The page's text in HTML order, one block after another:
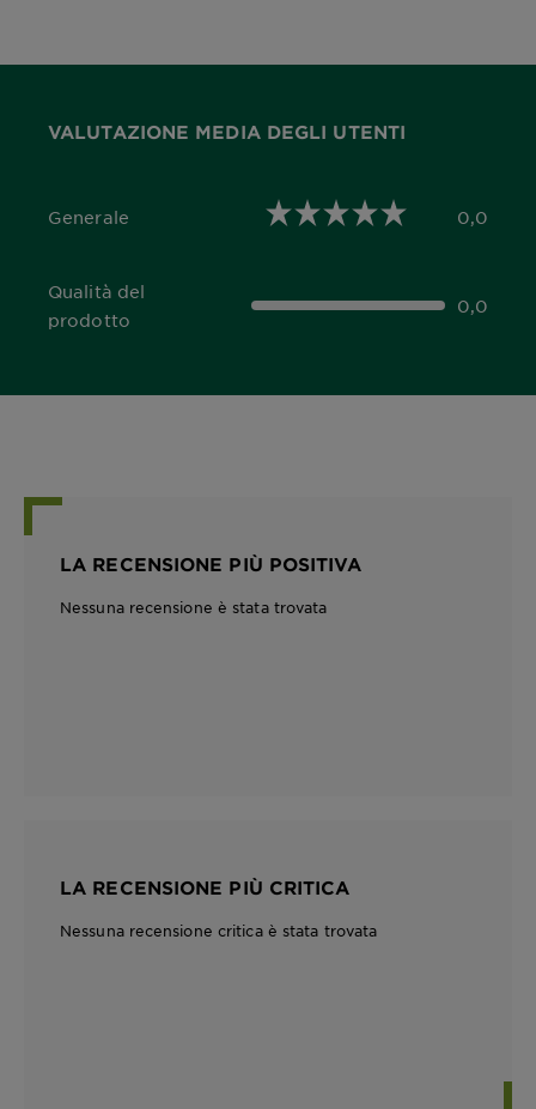
VALUTAZIONE MEDIA DEGLI UTENTI
Generale
0,0 out of 5 stars 0,0
Qualità del
prodotto
0,0 out of 5 stars 0,0
LA RECENSIONE PIÙ POSITIVA
Nessuna recensione è stata trovata
LA RECENSIONE PIÙ CRITICA
Nessuna recensione critica è stata trovata